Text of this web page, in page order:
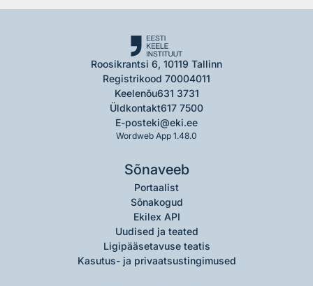
Roosikrantsi 6, 10119 Tallinn
Registrikood 70004011
Keelenõu631 3731
Üldkontakt617 7500
E-posteki@eki.ee
Wordweb App 1.48.0
Sõnaveeb
Portaalist
Sõnakogud
Ekilex API
Uudised ja teated
Ligipääsetavuse teatis
Kasutus- ja privaatsustingimused